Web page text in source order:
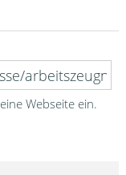
Webseite ein.